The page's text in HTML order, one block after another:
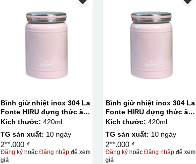
Bình giữ nhiệt inox 304 La
Fonte HIRU đựng thức ăn
420 ml – 012348
Kích thước: 420ml
TG sản xuất: 10 ngày
2**.000 ₫
Đăng kýhoặc Đăng nhậpđể xem
giá
Bình giữ nhiệt inox 304 La
Fonte HIRU đựng thức ăn
420 ml – 012348
Kích thước: 420ml
TG sản xuất: 10 ngày
2**.000 ₫
Đăng ký hoặcĐăng nhập để xem
giá